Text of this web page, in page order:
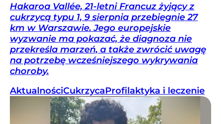
Hakaroa Vallée, 21-letni Francuz żyjący z
cukrzycą typu 1, 9 sierpnia przebiegnie 27
km w Warszawie. Jego europejskie
wyzwanie ma pokazać, że diagnoza nie
przekreśla marzeń, a także zwrócić uwagę
na potrzebę wcześniejszego wykrywania
choroby.
AktualnościCukrzycaProfilaktyka i leczenie